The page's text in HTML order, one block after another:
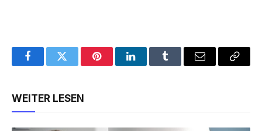
FacebookTwitter PinterestLinkedInTumblr Email
Copy
WEITER LESEN